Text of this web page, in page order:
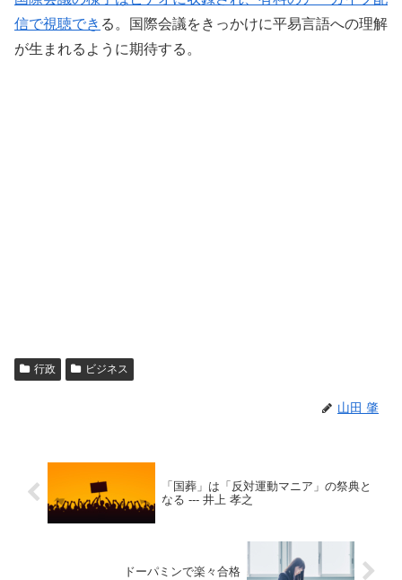
信で視聴でき る。国際会議をきっかけに平易言語への理解
が生まれるように期待する。
行政 ビジネス
山田 肇
「国葬」は「反対運動マニア」の祭典と
なる --- 井上 孝之
ドーパミンで楽々合格